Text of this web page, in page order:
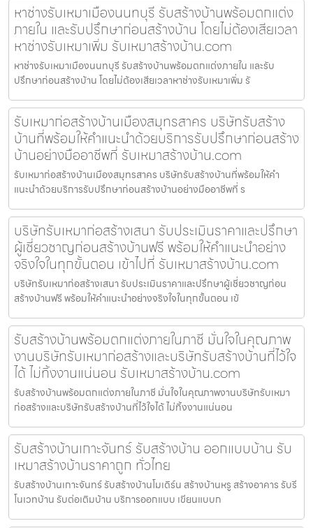
หาช่างรับเหมาเมืองนนทบุรี รับสร้างบ้านพร้อมตกแต่ง
ภายใน และรับปรึกษาก่อนสร้างบ้าน โดยไม่ต้องเสียเวลา
หาช่างรับเหมาเพิ่ม รับเหมาสร้างบ้าน.com
หาช่างรับเหมาเมืองนนทบุรี รับสร้างบ้านพร้อมตกแต่งภายใน และรับ
ปรึกษาก่อนสร้างบ้าน โดยไม่ต้องเสียเวลาหาช่างรับเหมาเพิ่ม รั
รับเหมาก่อสร้างบ้านเมืองสมุทรสาคร บริษัทรับสร้าง
บ้านที่พร้อมให้คำแนะนำด้วยบริการรับปรึกษาก่อนสร้าง
บ้านอย่างมืออาชีพที่ รับเหมาสร้างบ้าน.com
รับเหมาก่อสร้างบ้านเมืองสมุทรสาคร บริษัทรับสร้างบ้านที่พร้อมให้คำ
แนะนำด้วยบริการรับปรึกษาก่อนสร้างบ้านอย่างมืออาชีพที่ ร
บริษัทรับเหมาก่อสร้างเสนา รับประเมินราคาและปรึกษา
ผู้เชี่ยวชาญก่อนสร้างบ้านฟรี พร้อมให้คำแนะนำอย่าง
จริงใจในทุกขั้นตอน เข้าไปที่ รับเหมาสร้างบ้าน.com
บริษัทรับเหมาก่อสร้างเสนา รับประเมินราคาและปรึกษาผู้เชี่ยวชาญก่อน
สร้างบ้านฟรี พร้อมให้คำแนะนำอย่างจริงใจในทุกขั้นตอน เข้
รับสร้างบ้านพร้อมตกแต่งภายในภาชี มั่นใจในคุณภาพ
งานบริษัทรับเหมาก่อสร้างและบริษัทรับสร้างบ้านที่ไว้ใจ
ได้ ไม่ทิ้งงานแน่นอน รับเหมาสร้างบ้าน.com
รับสร้างบ้านพร้อมตกแต่งภายในภาชี มั่นใจในคุณภาพงานบริษัทรับเหมา
ก่อสร้างและบริษัทรับสร้างบ้านที่ไว้ใจได้ ไม่ทิ้งงานแน่นอน
รับสร้างบ้านเกาะจันทร์ รับสร้างบ้าน ออกแบบบ้าน รับ
เหมาสร้างบ้านราคาถูก ทั่วไทย
รับสร้างบ้านเกาะจันทร์ รับสร้างบ้านโมเดิร์น สร้างบ้านหรู สร้างอาคาร รับรี
โนเวทบ้าน รับต่อเติมบ้าน บริการออกแบบ เขียนแบบก